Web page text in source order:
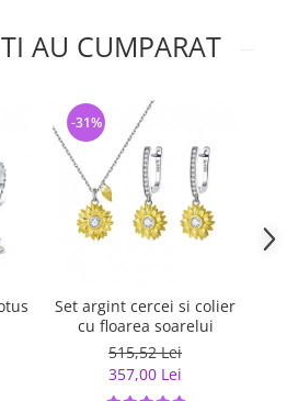
AU CUMPARAT
Set argint cercei si colier
cu floarea soarelui
515,52 Lei
357,00 Lei
-31%